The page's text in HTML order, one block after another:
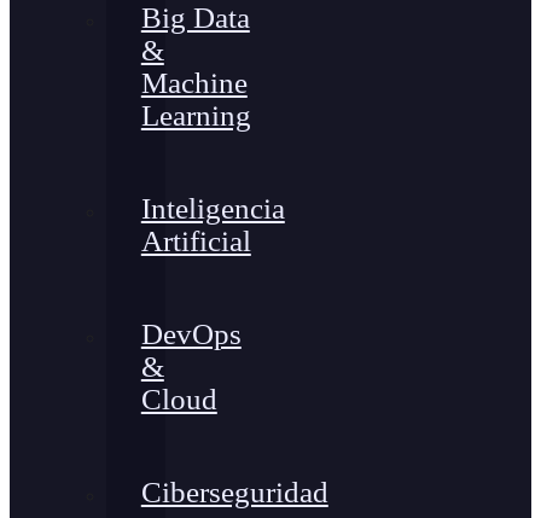
Big Data
&
Machine
Learning
Inteligencia
Artificial
DevOps
&
Cloud
Ciberseguridad